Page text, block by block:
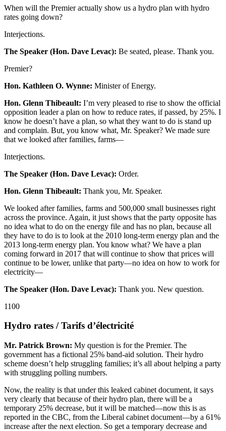
When will the Premier actually show us a hydro plan with hydro
rates going down?
Interjections.
The Speaker (Hon. Dave Levac): Be seated, please. Thank you.
Premier?
Hon. Kathleen O. Wynne: Minister of Energy.
Hon. Glenn Thibeault: I’m very pleased to rise to show the official
opposition leader a plan on how to reduce rates, if passed, by 25%. I
know he doesn’t have a plan, so what they want to do is stand up
and complain. But, you know what, Mr. Speaker? We made sure
that we looked after families, farms—
Interjections.
The Speaker (Hon. Dave Levac): Order.
Hon. Glenn Thibeault: Thank you, Mr. Speaker.
We looked after families, farms and 500,000 small businesses right
across the province. Again, it just shows that the party opposite has
no idea what to do on the energy file and has no plan, because all
they have to do is to look at the 2010 long-term energy plan and the
2013 long-term energy plan. You know what? We have a plan
coming forward in 2017 that will continue to show that prices will
continue to be lower, unlike that party—no idea on how to work for
electricity—
The Speaker (Hon. Dave Levac): Thank you. New question.
1100
Hydro rates / Tarifs d’électricité
Mr. Patrick Brown: My question is for the Premier. The
government has a fictional 25% band-aid solution. Their hydro
scheme doesn’t help struggling families; it’s all about helping a party
with struggling polling numbers.
Now, the reality is that under this leaked cabinet document, it says
very clearly that because of their hydro plan, there will be a
temporary 25% decrease, but it will be matched—now this is as
reported in the CBC, from the Liberal cabinet document—by a 61%
increase after the next election. So get a temporary decrease and